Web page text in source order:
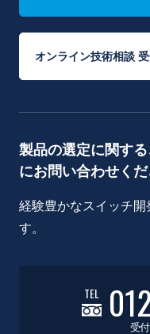
オンライン技術相談
製品の選定に関す
にお問い合わせくだ
経験豊かなスイッチ開
す。
TEL
受